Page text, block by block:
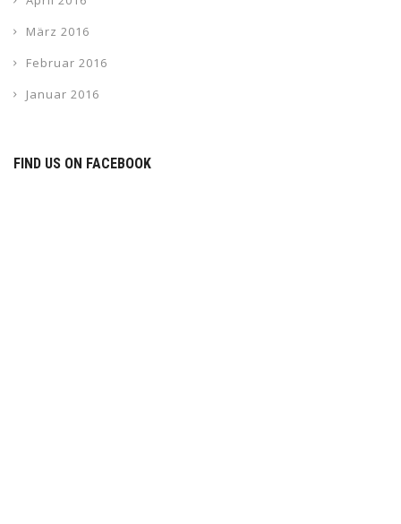
März 2016
Februar 2016
Januar 2016
FIND US ON FACEBOOK